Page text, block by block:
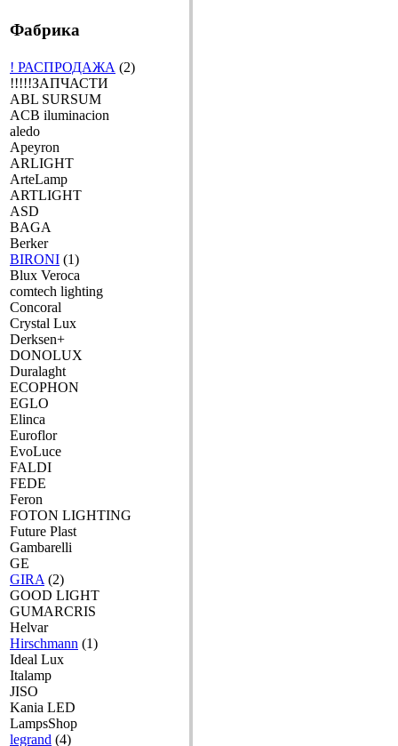
Фабрика
! РАСПРОДАЖА (2)
!!!!!ЗАПЧАСТИ
ABL SURSUM
ACB iluminacion
aledo
Apeyron
ARLIGHT
ArteLamp
ARTLIGHT
ASD
BAGA
Berker
BIRONI (1)
Blux Veroca
comtech lighting
Concoral
Crystal Lux
Derksen+
DONOLUX
Duralaght
ECOPHON
EGLO
Elinca
Euroflor
EvoLuce
FALDI
FEDE
Feron
FOTON LIGHTING
Future Plast
Gambarelli
GE
GIRA (2)
GOOD LIGHT
GUMARCRIS
Helvar
Hirschmann (1)
Ideal Lux
Italamp
JISO
Kania LED
LampsShop
legrand (4)